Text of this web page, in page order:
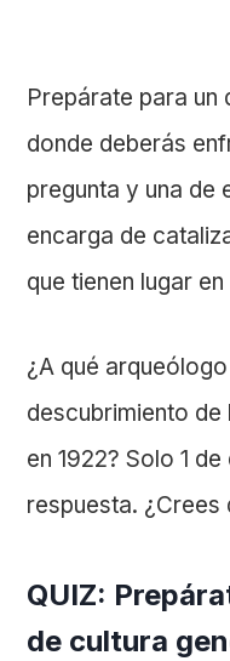
Prepárate para un
donde deberás
pregunta y una de
encarga de
que tienen lugar
¿A qué
descubrimiento de
en 1922? Solo 1
respuesta. ¿Crees
QUIZ:
de cultura